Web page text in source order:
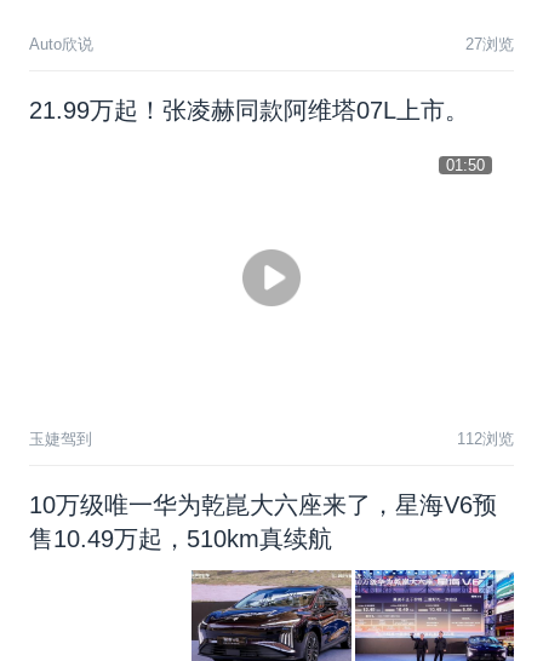
Auto欣说 27浏览
21.99万起！张凌赫同款阿维塔07L上市。
01:50
玉婕驾到 112浏览
10万级唯一华为乾崑大六座来了 ， 星海V6预
售10.49万起 ， 510km真续航